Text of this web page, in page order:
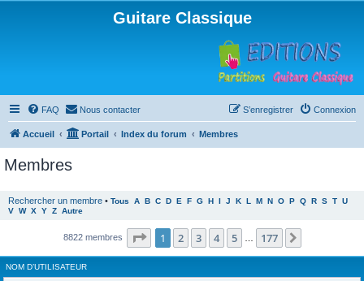
Guitare Classique
FAQ Nous contacter Connexion
S’enregistrer
Accueil Portail Index du forum Membres
Membres
Rechercher un membre • Tous A B C D E F G H I J K L M N O P Q R S T U
V W X Y Z Autre
8822 membres Page 1sur177
1 2 3 4 5 177
NOM D’UTILISATEUR